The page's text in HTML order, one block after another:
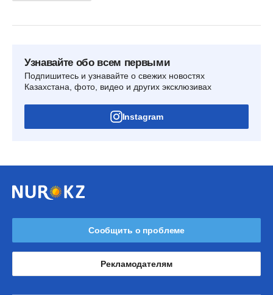
Узнавайте обо всем первыми
Подпишитесь и узнавайте о свежих новостях
Казахстана, фото, видео и других эксклюзивах
Instagram
Сообщить о проблеме
Рекламодателям